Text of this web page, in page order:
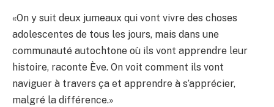
«On y suit deux jumeaux qui vont vivre des choses
adolescentes de tous les jours, mais dans une
communauté autochtone où ils vont apprendre leur
histoire, raconte Ève. On voit comment ils vont
naviguer à travers ça et apprendre à s’apprécier,
malgré la différence.»